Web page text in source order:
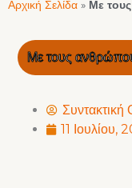
Αρχική Σελίδα » Με
Με τους
11 Ιουλίου,